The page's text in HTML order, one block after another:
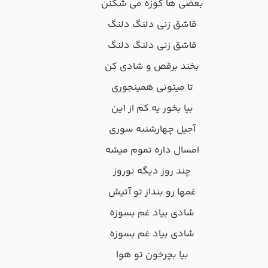
ﺑﻌﻀﻰ ﻫﺎ ﻛﻮزه ﻣﻰ ﺷﻜﻨﻦ
ﻗﺎﺷﻖ زﻧﻰ دﻟﻨﮓ دﻟﻨﮓ
ﻗﺎﺷﻖ زﻧﻰ دﻟﻨﮓ دﻟﻨﮓ
ﺑﺨﻨﺪ ﺑﺮﻗﺺ و ﺷﺎدی ﻛﻦ
ﺗﺎ ﻣﻴﺘﻮﻧﻰ ﻫﻤﻴﻨﺠﻮری
ﺑﻴﺎ ﺑﺨﻮر ﻳﻪ ﻛﻢ از اﻳﻦ
آﺟﻴﻞ ﭼﻬﺎرﺷﻨﺒﻪ ﺳﻮری
اﻣﺴﺎل داره ﺗﻤﻮم ﻣﻴﺸﻪ
ﭼﻨﺪ روز دﻳﮕﻪ ﻧﻮروز
ﻏﻤﻬﺎ رو ﺑﻨﺪاز ﺗﻮ آﺗﻴﺶ
ﺷﺎدی ﺑﻴﺎد ﻏﻢ ﺑﺴﻮزه
ﺷﺎدی ﺑﻴﺎد ﻏﻢ ﺑﺴﻮزه
ﺑﻴﺎ ﺑﭽﺮﺧﻮن ﺗﻮ ﻫﻮا